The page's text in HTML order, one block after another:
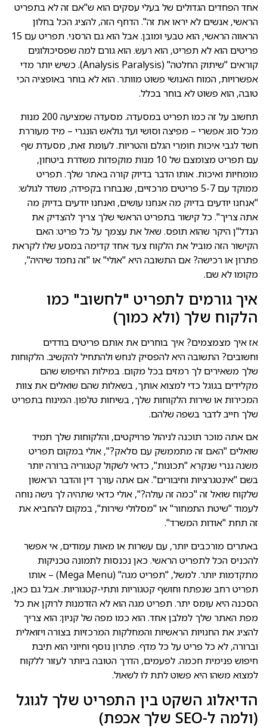
אחד הפחדים הגדולים של בעלי עסקים הוא ש"אם זה לא בתפריט
הראשי, אנשים לא יראו את זה". הדחף הזה, להציג הכל בחלון
הראווה הראשי, הוא טבעי ומובן. אבל הוא גם הרסני. תפריט עם 15
פריטים הוא לא תפריט, הוא רעש. הוא גורם למה שפסיכולוגים
קוראים "שיתוק החלטה" (Analysis Paralysis). כשיש יותר מדי
אפשרויות, המוח האנושי פשוט מוותר. הוא לא בוחר באופציה הכי
טובה, הוא פשוט לא בוחר בכלל.
תחשוב על זה כמו תפריט במסעדה. מסעדה שמציעה 200 מנות
מכל סוג אפשרי – מפיצה וסושי ועד גולאש הונגרי – מיד מעוררת
חשד לגבי איכות חומרי הגלם והטריות. לעומת זאת, מסעדת שף
עם תפריט מצומצם של 10 מנות מוקפדות משדרת ביטחון,
מומחיות ואיכות. אותו הדבר בדיוק קורה באתר שלך. תפריט
ממוקד עם 5-7 פריטים מרכזיים, שנבחרו בקפידה, משדר לגולש:
"אנחנו יודעים בדיוק מה אנחנו עושים, ואנחנו יודעים בדיוק מה
אתה צריך". כל קישור בתפריט הראשי שלך צריך להצדיק את
הנדל"ן היקר שהוא תופס. שאל את עצמך על כל פריט: האם
הקישור הזה מוביל את הלקוח צעד אחד קדימה במסע שלו לקראת
פתרון או רכישה? אם התשובה היא "אולי" או "זה נחמד שיהיה",
מקומו לא שם.
איך גורמים לתפריט "לחשוב" כמו
הלקוח שלך (ולא כמוך)
אז איך מצמצמים? איך בוחרים את אותם פריטים בודדים
וחשובים? התשובה היא להפסיק לנחש ולהתחיל להקשיב. הלקוחות
שלך משאירים לך רמזים בכל מקום. במילות החיפוש שהם
מקלידים בגוגל כדי למצוא אותך, בשאלות שהם שואלים את צוות
המכירות או שירות הלקוחות שלך, בשיחות טלפון. המינוח בתפריט
שלך חייב לדבר בשפה שלהם.
אם אתה מוכר תוכנה לניהול פרויקטים, והלקוחות שלך תמיד
שואלים "האם זה מתממשק עם סלאק?", אולי במקום תפריט
משנה גנרי שנקרא "תכונות", כדאי לשקול קטגוריה ברורה יותר
בשם "אינטגרציות וחיבורים". אם אתה עורך דין והדבר הראשון
שלקוח שואל זה "כמה זה עולה?", אולי כדאי שתהיה לך גישה נוחה
לעמוד "שיטת התמחור" או "מסלולי שירות", במקום להחביא את
זה תחת "אודות המשרד".
באתרים מורכבים יותר, עם עשרות או מאות עמודים, אי אפשר
להכניס הכל לתפריט הראשי. כאן נכנסות לתמונה טכניקות
מתקדמות יותר. למשל, "תפריט מגה" (Mega Menu) – אותו
תפריט רחב שנפתח וחושף קטגוריות ותתי-קטגוריות. אבל גם כאן,
הסכנה היא עומס יתר. תפריט מגה הוא לא הזדמנות לרוקן את כל
מפת האתר שלך למלבן אחד. הוא כמו מפה של קניון: הוא צריך
להציג את החנויות הראשיות והמחלקות המרכזיות בצורה ויזואלית
וברורה, לא כל פריט על כל מדף. פתרון נוסף וחיוני הוא תיבת
חיפוש פנימית חכמה. לפעמים, הדרך הטובה ביותר לעזור ללקוח
למצוא משהו היא פשוט לתת לו לשאול.
הדיאלוג השקט בין התפריט שלך לגוגל
(ולמה ל-SEO שלך אכפת)